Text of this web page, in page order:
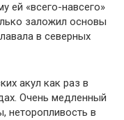
ей «всего-навсего»
заложил основы
в северных
акул как раз в
Очень медленный
неторопливость в